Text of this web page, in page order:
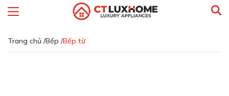
Trang chủ /Bếp /Bếp từ